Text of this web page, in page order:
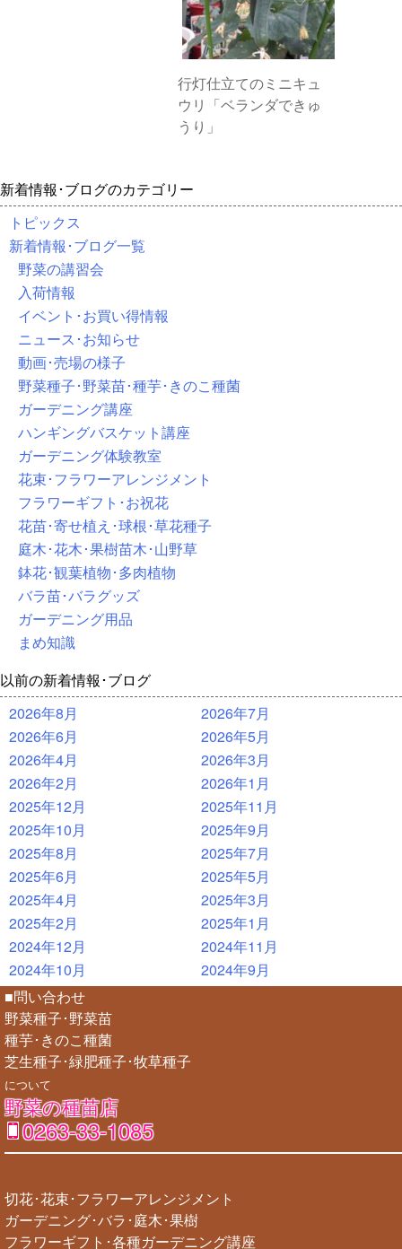
行灯仕立てのミニキュ
ウリ「ベランダできゅ
うり」
新着情報･ブログのカテゴリー
トピックス
新着情報･ブログ一覧
野菜の講習会
入荷情報
イベント･お買い得情報
ニュース･お知らせ
動画･売場の様子
野菜種子･野菜苗･種芋･きのこ種菌
ガーデニング講座
ハンギングバスケット講座
ガーデニング体験教室
花束･フラワーアレンジメント
フラワーギフト･お祝花
花苗･寄せ植え･球根･草花種子
庭木･花木･果樹苗木･山野草
鉢花･観葉植物･多肉植物
バラ苗･バラグッズ
ガーデニング用品
まめ知識
以前の新着情報･ブログ
2026年8月
2026年7月
2026年6月
2026年5月
2026年4月
2026年3月
2026年2月
2026年1月
2025年12月
2025年11月
2025年10月
2025年9月
2025年8月
2025年7月
2025年6月
2025年5月
2025年4月
2025年3月
2025年2月
2025年1月
2024年12月
2024年11月
2024年10月
2024年9月
■問い合わせ
野菜種子･野菜苗
種芋･きのこ種菌
芝生種子･緑肥種子･牧草種子
について
野菜の種苗店
0263-33-1085
切花･花束･フラワーアレンジメント
ガーデニング･バラ･庭木･果樹
フラワーギフト･各種ガーデニング講座